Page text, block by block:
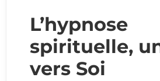
L’hypnose
spirituelle,
vers Soi